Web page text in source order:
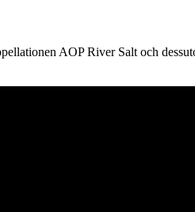
AOP River Salt och